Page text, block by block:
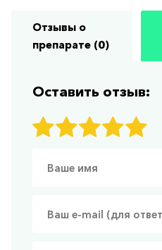
Отзывы о
препарате (0)
Оставить отзыв: